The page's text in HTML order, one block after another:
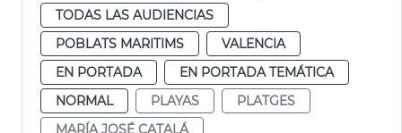
TODAS LAS AUDIENCIAS
POBLATS MARITIMS
VALENCIA
EN PORTADA
EN PORTADA TEMÁTICA
NORMAL
PLAYAS
PLATGES
MARÍA JOSÉ CATALÁ